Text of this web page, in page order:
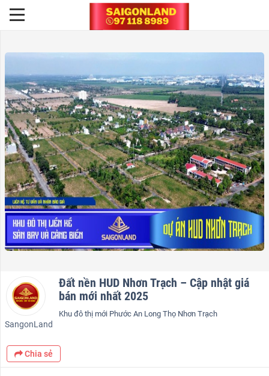
SangonLand
Đất nền HUD Nhơn Trạch – Cập nhật giá
bán mới nhất 2025
Khu đô thị mới Phước An Long Thọ Nhơn Trạch
Chia sẻ